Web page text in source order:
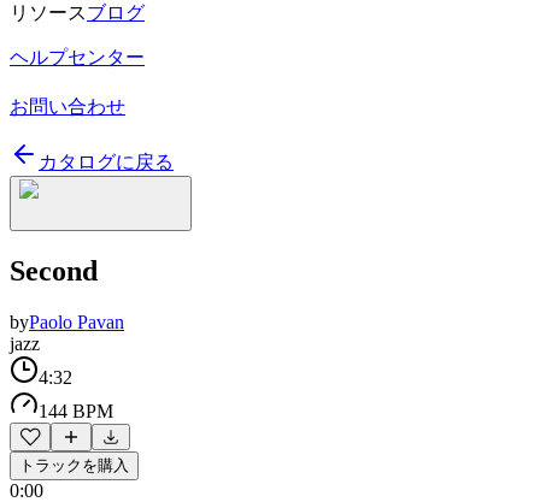
リソースブログ
ヘルプセンター
お問い合わせ
カタログに戻る
Second
byPaolo Pavan
jazz
4:32
144 BPM
トラックを購入
0:00